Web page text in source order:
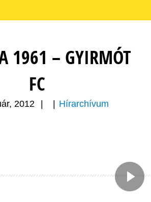
1961 – GYIRMÓT
FC
2012 Hírarchívum